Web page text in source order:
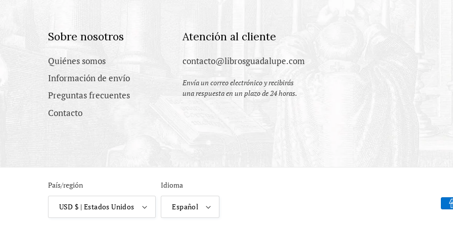
Sobre nosotros
Quiénes somos
Información de envío
Preguntas frecuentes
Contacto
Atención al cliente
contacto@librosguadalupe.com
Envía un correo electrónico y recibirás
una respuesta en un plazo de 24 horas.
País/región
USD $ | Estados Unidos
Idioma
Español